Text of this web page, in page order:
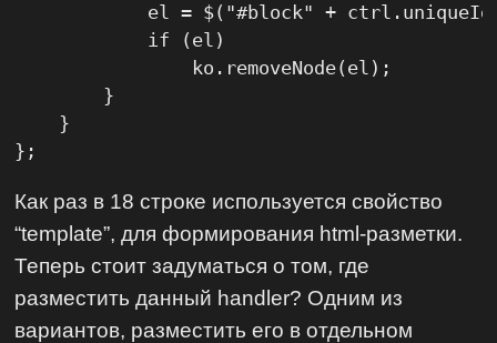
el = $("#block" +
            if (el)
                ko.removeNode(el);
        }
    }
};
Как раз в 18 строке используется свойство
“template”, для формирования html-разметки.
Теперь стоит задуматься о том, где
разместить данный handler? Одним из
вариантов, разместить его в отдельном